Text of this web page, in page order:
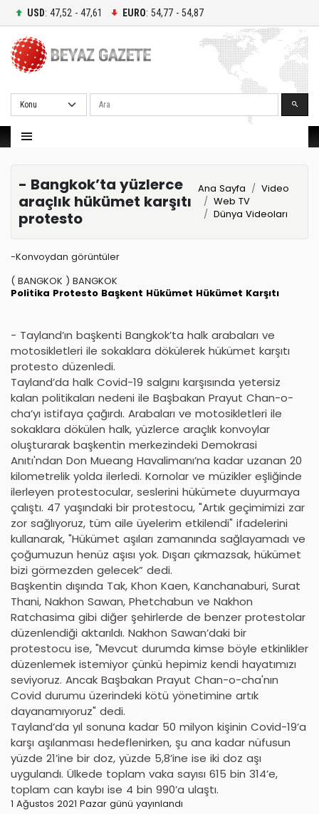
USD: 47,52 - 47,61 EURO: 54,77 - 54,87
Ara
- Bangkok’ta yüzlerce
araçlık hükümet karşıtı
protesto
Ana Sayfa
Video
Web TV
Dünya Videoları
-Konvoydan görüntüler
( BANGKOK ) BANGKOK
Politika Protesto Başkent Hükümet Hükümet Karşıtı
- Tayland’ın başkenti Bangkok’ta halk arabaları ve
motosikletleri ile sokaklara dökülerek hükümet karşıtı
protesto düzenledi.
Tayland’da halk Covid-19 salgını karşısında yetersiz
kalan politikaları nedeni ile Başbakan Prayut Chan-o-
cha’yı istifaya çağırdı. Arabaları ve motosikletleri ile
sokaklara dökülen halk, yüzlerce araçlık konvoylar
oluşturarak başkentin merkezindeki Demokrasi
Anıtı'ndan Don Mueang Havalimanı’na kadar uzanan 20
kilometrelik yolda ilerledi. Kornolar ve müzikler eşliğinde
ilerleyen protestocular, seslerini hükümete duyurmaya
çalıştı. 47 yaşındaki bir protestocu, "Artık geçimimizi zar
zor sağlıyoruz, tüm aile üyelerim etkilendi" ifadelerini
kullanarak, "Hükümet aşıları zamanında sağlayamadı ve
çoğumuzun henüz aşısı yok. Dışarı çıkmazsak, hükümet
bizi görmezden gelecek” dedi.
Başkentin dışında Tak, Khon Kaen, Kanchanaburi, Surat
Thani, Nakhon Sawan, Phetchabun ve Nakhon
Ratchasima gibi diğer şehirlerde de benzer protestolar
düzenlendiği aktarıldı. Nakhon Sawan’daki bir
protestocu ise, "Mevcut durumda kimse böyle etkinlikler
düzenlemek istemiyor çünkü hepimiz kendi hayatımızı
seviyoruz. Ancak Başbakan Prayut Chan-o-cha'nın
Covid durumu üzerindeki kötü yönetimine artık
dayanamıyoruz" dedi.
Tayland’da yıl sonuna kadar 50 milyon kişinin Covid-19’a
karşı aşılanması hedeflenirken, şu ana kadar nüfusun
yüzde 21’ine bir doz, yüzde 5,8’ine ise iki doz aşı
uygulandı. Ülkede toplam vaka sayısı 615 bin 314’e,
toplam can kaybı ise 4 bin 990’a ulaştı.
1 Ağustos 2021 Pazar günü yayınlandı